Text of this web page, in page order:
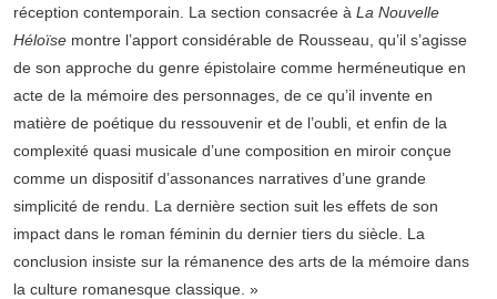
réception contemporain. La section consacrée à La Nouvelle
Héloïse montre l’apport considérable de Rousseau, qu’il s’agisse
de son approche du genre épistolaire comme herméneutique en
acte de la mémoire des personnages, de ce qu’il invente en
matière de poétique du ressouvenir et de l’oubli, et enfin de la
complexité quasi musicale d’une composition en miroir conçue
comme un dispositif d’assonances narratives d’une grande
simplicité de rendu. La dernière section suit les effets de son
impact dans le roman féminin du dernier tiers du siècle. La
conclusion insiste sur la rémanence des arts de la mémoire dans
la culture romanesque classique. »